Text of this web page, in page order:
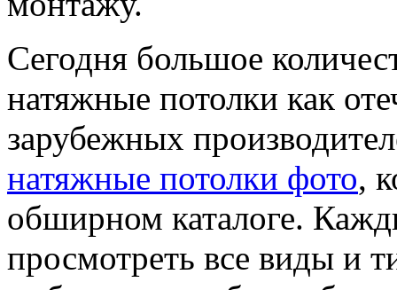
Сегодня большое
натяжные потолки как
зарубежных
натяжные потолки фото,
обширном каталоге.
просмотреть все виды и